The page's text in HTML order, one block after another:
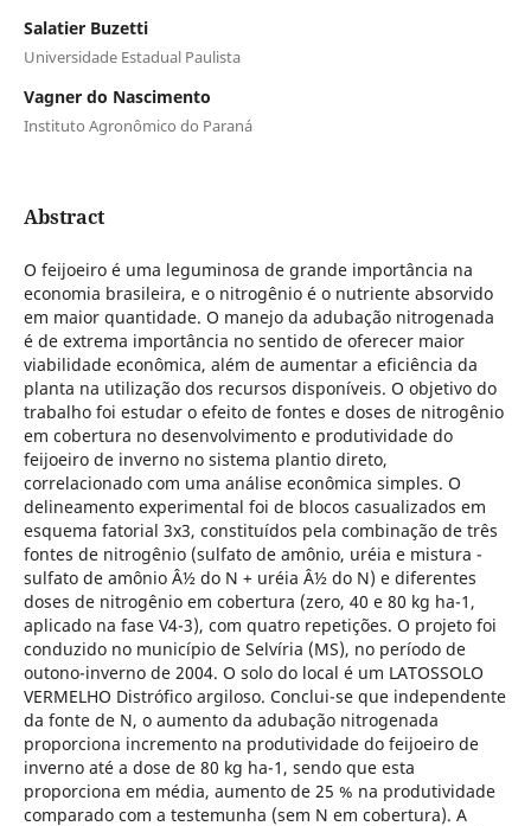
Salatier Buzetti
Universidade Estadual Paulista
Vagner do Nascimento
Instituto Agronômico do Paraná
Abstract
O feijoeiro é uma leguminosa de grande importância na
economia brasileira, e o nitrogênio é o nutriente absorvido
em maior quantidade. O manejo da adubação nitrogenada
é de extrema importância no sentido de oferecer maior
viabilidade econômica, além de aumentar a eficiência da
planta na utilização dos recursos disponíveis. O objetivo do
trabalho foi estudar o efeito de fontes e doses de nitrogênio
em cobertura no desenvolvimento e produtividade do
feijoeiro de inverno no sistema plantio direto,
correlacionado com uma análise econômica simples. O
delineamento experimental foi de blocos casualizados em
esquema fatorial 3x3, constituídos pela combinação de três
fontes de nitrogênio (sulfato de amônio, uréia e mistura -
sulfato de amônio Â½ do N + uréia Â½ do N) e diferentes
doses de nitrogênio em cobertura (zero, 40 e 80 kg ha-1,
aplicado na fase V4-3), com quatro repetições. O projeto foi
conduzido no município de Selvíria (MS), no período de
outono-inverno de 2004. O solo do local é um LATOSSOLO
VERMELHO Distrófico argiloso. Conclui-se que independente
da fonte de N, o aumento da adubação nitrogenada
proporciona incremento na produtividade do feijoeiro de
inverno até a dose de 80 kg ha-1, sendo que esta
proporciona em média, aumento de 25 % na produtividade
comparado com a testemunha (sem N em cobertura). A